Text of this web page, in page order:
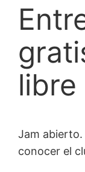
libre
Jam
conocer el